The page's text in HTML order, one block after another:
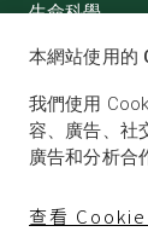
生命科學
醫學古生物心
物理 化學地球
本網站使用的
我們使用
容、廣告、社
廣告和分析合
查看 Cookie